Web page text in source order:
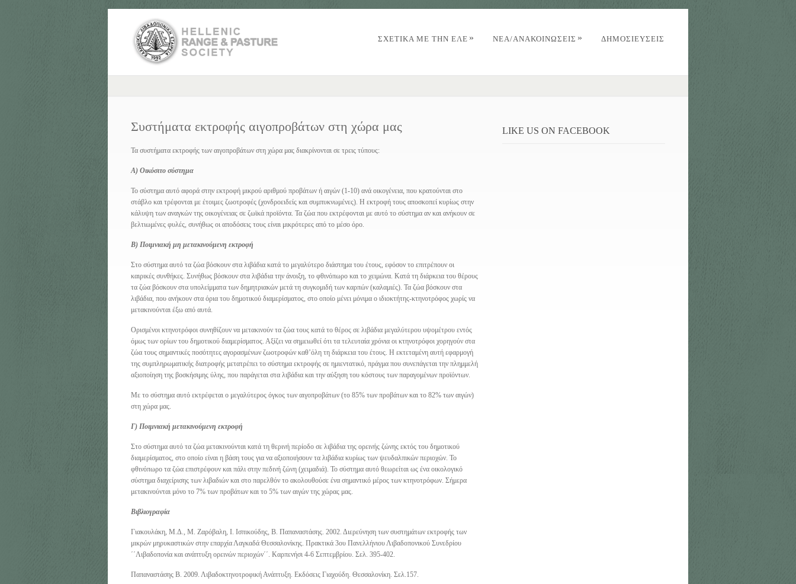
ΣΧΕΤΙΚΑ ΜΕ ΤΗΝ ΕΛΕ » NΈΑ/AΝΑΚΟΙΝΏΣΕΙΣ » ΔΗΜΟΣΙΕΥΣΕΙΣ
Συστήματα εκτροφής αιγοπροβάτων στη χώρα μας
Τα συστήματα εκτροφής των αιγοπροβάτων στη χώρα μας διακρίνονται σε τρεις τύπους:
Α) Οικόσιτο σύστημα
Το σύστημα αυτό αφορά στην εκτροφή μικρού αριθμού προβάτων ή αιγών (1-10) ανά οικογένεια, που κρατούνται στο
στάβλο και τρέφονται με έτοιμες ζωοτροφές (χονδροειδείς και συμπυκνωμένες). Η εκτροφή τους αποσκοπεί κυρίως στην
κάλυψη των αναγκών της οικογένειας σε ζωϊκά προϊόντα. Τα ζώα που εκτρέφονται με αυτό το σύστημα αν και ανήκουν σε
βελτιωμένες φυλές, συνήθως οι αποδόσεις τους είναι μικρότερες από το μέσο όρο.
Β) Ποιμνιακή μη μετακινούμενη εκτροφή
Στο σύστημα αυτό τα ζώα βόσκουν στα λιβάδια κατά το μεγαλύτερο διάστημα του έτους, εφόσον το επιτρέπουν οι
καιρικές συνθήκες. Συνήθως βόσκουν στα λιβάδια την άνοιξη, το φθινόπωρο και το χειμώνα. Κατά τη διάρκεια του θέρους
τα ζώα βόσκουν στα υπολείμματα των δημητριακών μετά τη συγκομιδή των καρπών (καλαμιές). Τα ζώα βόσκουν στα
λιβάδια, που ανήκουν στα όρια του δημοτικού διαμερίσματος, στο οποίο μένει μόνιμα ο ιδιοκτήτης-κτηνοτρόφος χωρίς να
μετακινούνται έξω από αυτά.
Ορισμένοι κτηνοτρόφοι συνηθίζουν να μετακινούν τα ζώα τους κατά το θέρος σε λιβάδια μεγαλύτερου υψομέτρου εντός
όμως των ορίων του δημοτικού διαμερίσματος. Αξίζει να σημειωθεί ότι τα τελευταία χρόνια οι κτηνοτρόφοι χορηγούν στα
ζώα τους σημαντικές ποσότητες αγορασμένων ζωοτροφών καθ’όλη τη διάρκεια του έτους. Η εκτεταμένη αυτή εφαρμογή
της συμπληρωματικής διατροφής μετατρέπει το σύστημα εκτροφής σε ημιεντατικό, πράγμα που συνεπάγεται την πλημμελή
αξιοποίηση της βοσκήσιμης ύλης, που παράγεται στα λιβάδια και την αύξηση του κόστους των παραγομένων προϊόντων.
Με το σύστημα αυτό εκτρέφεται ο μεγαλύτερος όγκος των αιγοπροβάτων (το 85% των προβάτων και το 82% των αιγών)
στη χώρα μας.
Γ) Ποιμνιακή μετακινούμενη εκτροφή
Στο σύστημα αυτό τα ζώα μετακινούνται κατά τη θερινή περίοδο σε λιβάδια της ορεινής ζώνης εκτός του δημοτικού
διαμερίσματος, στο οποίο είναι η βάση τους για να αξιοποιήσουν τα λιβάδια κυρίως των ψευδαλπικών περιοχών. Το
φθινόπωρο τα ζώα επιστρέφουν και πάλι στην πεδινή ζώνη (χειμαδιά). Το σύστημα αυτό θεωρείται ως ένα οικολογικό
σύστημα διαχείρισης των λιβαδιών και στο παρελθόν το ακολουθούσε ένα σημαντικό μέρος των κτηνοτρόφων. Σήμερα
μετακινούνται μόνο το 7% των προβάτων και το 5% των αιγών της χώρας μας.
Βιβλιογραφία
Γιακουλάκη, Μ.Δ., Μ. Ζαρόβαλη, Ι. Ισπικούδης, Β. Παπαναστάσης. 2002. Διερεύνηση των συστημάτων εκτροφής των
μικρών μηρυκαστικών στην επαρχία Λαγκαδά Θεσσαλονίκης. Πρακτικά 3ου Πανελλήνιου Λιβαδοπονικού Συνεδρίου
΄΄Λιβαδοπονία και ανάπτυξη ορεινών περιοχών΄΄. Καρπενήσι 4-6 Σεπτεμβρίου. Σελ. 395-402.
Παπαναστάσης Β. 2009. Λιβαδοκτηνοτροφική Ανάπτυξη. Εκδόσεις Γιαχούδη. Θεσσαλονίκη. Σελ.157.
LIKE US ON FACEBOOK